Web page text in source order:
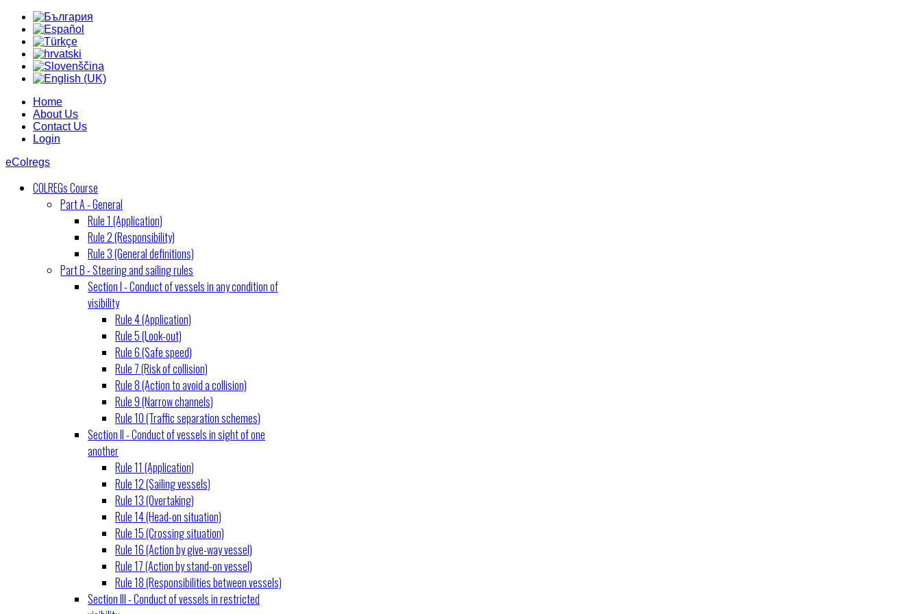
Home
About Us
Contact Us
Login
eColregs
COLREGs Course
Part A - General
Rule 1 (Application)
Rule 2 (Responsibility)
Rule 3 (General definitions)
Part B - Steering and sailing rules
Section I - Conduct of vessels in any condition of
visibility
Rule 4 (Application)
Rule 5 (Look-out)
Rule 6 (Safe speed)
Rule 7 (Risk of collision)
Rule 8 (Action to avoid a collision)
Rule 9 (Narrow channels)
Rule 10 (Traffic separation schemes)
Section II - Conduct of vessels in sight of one
another
Rule 11 (Application)
Rule 12 (Sailing vessels)
Rule 13 (Overtaking)
Rule 14 (Head-on situation)
Rule 15 (Crossing situation)
Rule 16 (Action by give-way vessel)
Rule 17 (Action by stand-on vessel)
Rule 18 (Responsibilities between vessels)
Section III - Conduct of vessels in restricted